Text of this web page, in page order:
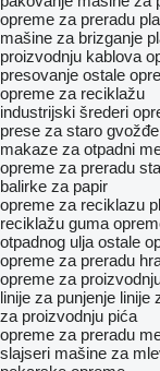
opreme za preradu
mašine za brizganje
proizvodnju kablova
presovanje ostale
opreme za reciklažu
industrijski šrederi
prese za staro gvožđe
makaze za otpadni
opreme za preradu
balirke za papir
opreme za reciklazu
reciklažu guma
otpadnog ulja ostale
opreme za preradu
opreme za
linije za punjenje linije
za proizvodnju pića
opreme za preradu
slajseri mašine za